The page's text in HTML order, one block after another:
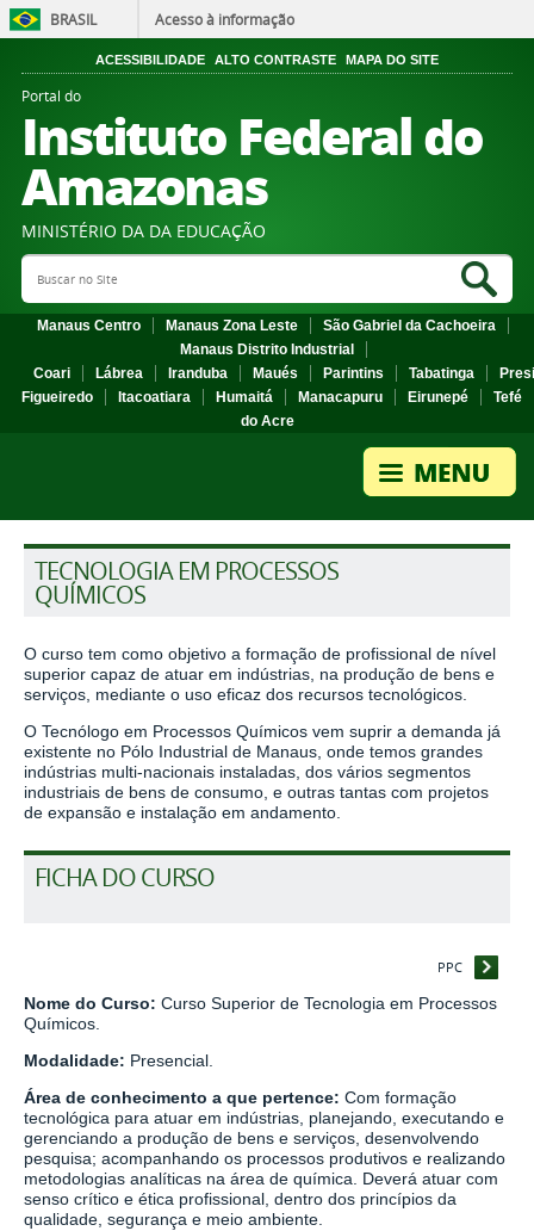
BRASIL Acesso à informação
ACESSIBILIDADE ALTO CONTRASTE MAPA DO SITE
Portal do
Instituto Federal do
Amazonas
MINISTÉRIO DA DA EDUCAÇÃO
Search Site
Manaus Centro Manaus Zona Leste
São Gabriel da Cachoeira
Manaus Distrito Industrial
Coari
Lábrea Iranduba Maués Parintins Tabatinga
Figueiredo
Itacoatiara Humaitá Manacapuru Eirunepé
Tefé
do Acre
TECNOLOGIA EM PROCESSOS
QUÍMICOS
O curso tem como objetivo a formação de profissional de nível
superior capaz de atuar em indústrias, na produção de bens e
serviços, mediante o uso eficaz dos recursos tecnológicos.
O Tecnólogo em Processos Químicos vem suprir a demanda já
existente no Pólo Industrial de Manaus, onde temos grandes
indústrias multi-nacionais instaladas, dos vários segmentos
industriais de bens de consumo, e outras tantas com projetos
de expansão e instalação em andamento.
FICHA DO CURSO
PPC
Nome do Curso: Curso Superior de Tecnologia em Processos
Químicos.
Modalidade: Presencial.
Área de conhecimento a que pertence: Com formação
tecnológica para atuar em indústrias, planejando, executando e
gerenciando a produção de bens e serviços, desenvolvendo
pesquisa; acompanhando os processos produtivos e realizando
metodologias analíticas na área de química. Deverá atuar com
senso crítico e ética profissional, dentro dos princípios da
qualidade, segurança e meio ambiente.